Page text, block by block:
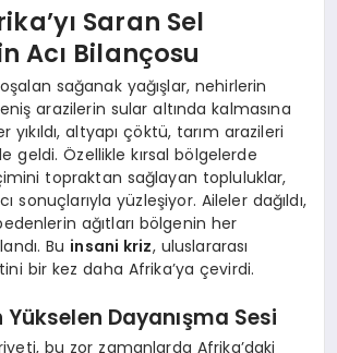
Saran Sel
Acı Bilançosu
sağanak yağışlar, nehirlerin
arazilerin sular altında kalmasına
yıkıldı, altyapı çöktü, tarım arazileri
geldi. Özellikle kırsal bölgelerde
topraktan sağlayan topluluklar,
sonuçlarıyla yüzleşiyor. Aileler dağıldı,
ağıtları bölgenin her
Bu insani kriz, uluslararası
bir kez daha Afrika’ya çevirdi.
Dayanışma Sesi
bu zor zamanlarda Afrika’daki